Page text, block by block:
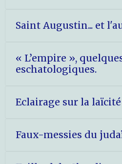
Saint Augustin... et
« L’empire »,
eschatologiques.
Eclairage sur la laïcité
Faux-messies du